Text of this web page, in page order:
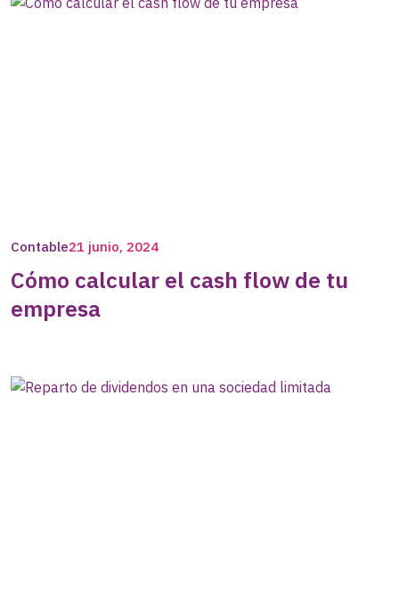
Contable21 junio, 2024
Cómo calcular el cash flow de tu
empresa